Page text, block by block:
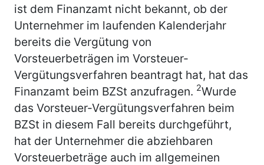
ist dem Finanzamt nicht bekannt, ob der
Unternehmer im laufenden Kalenderjahr
bereits die Vergütung von
Vorsteuerbeträgen im Vorsteuer-
Vergütungsverfahren beantragt hat, hat das
Finanzamt beim BZSt anzufragen. 2Wurde
das Vorsteuer-Vergütungsverfahren beim
BZSt in diesem Fall bereits durchgeführt,
hat der Unternehmer die abziehbaren
Vorsteuerbeträge auch im allgemeinen